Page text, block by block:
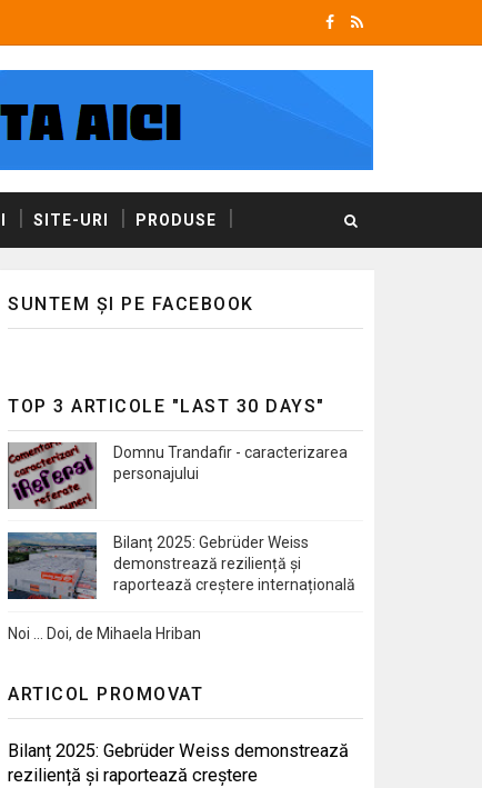
SITE-URI PRODUSE
SUNTEM ȘI PE FACEBOOK
TOP 3 ARTICOLE "LAST 30 DAYS"
Domnu Trandafir - caracterizarea
personajului
Bilanț 2025: Gebrüder Weiss
demonstrează reziliență și
raportează creștere internațională
Noi … Doi, de Mihaela Hriban
ARTICOL PROMOVAT
Bilanț 2025: Gebrüder Weiss demonstrează
reziliență și raportează creștere